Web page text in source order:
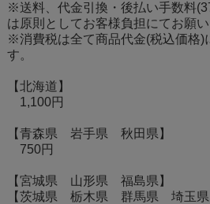
※送料、代金引換・後払い手数料
は原則としてお客様負担にてお願い
※消費税は全て商品代金(税込価格)
す。
【北海道】
1,100円
【青森県 岩手県 秋田県】
750円
【宮城県 山形県 福島県】
【茨城県 栃木県 群馬県 埼玉